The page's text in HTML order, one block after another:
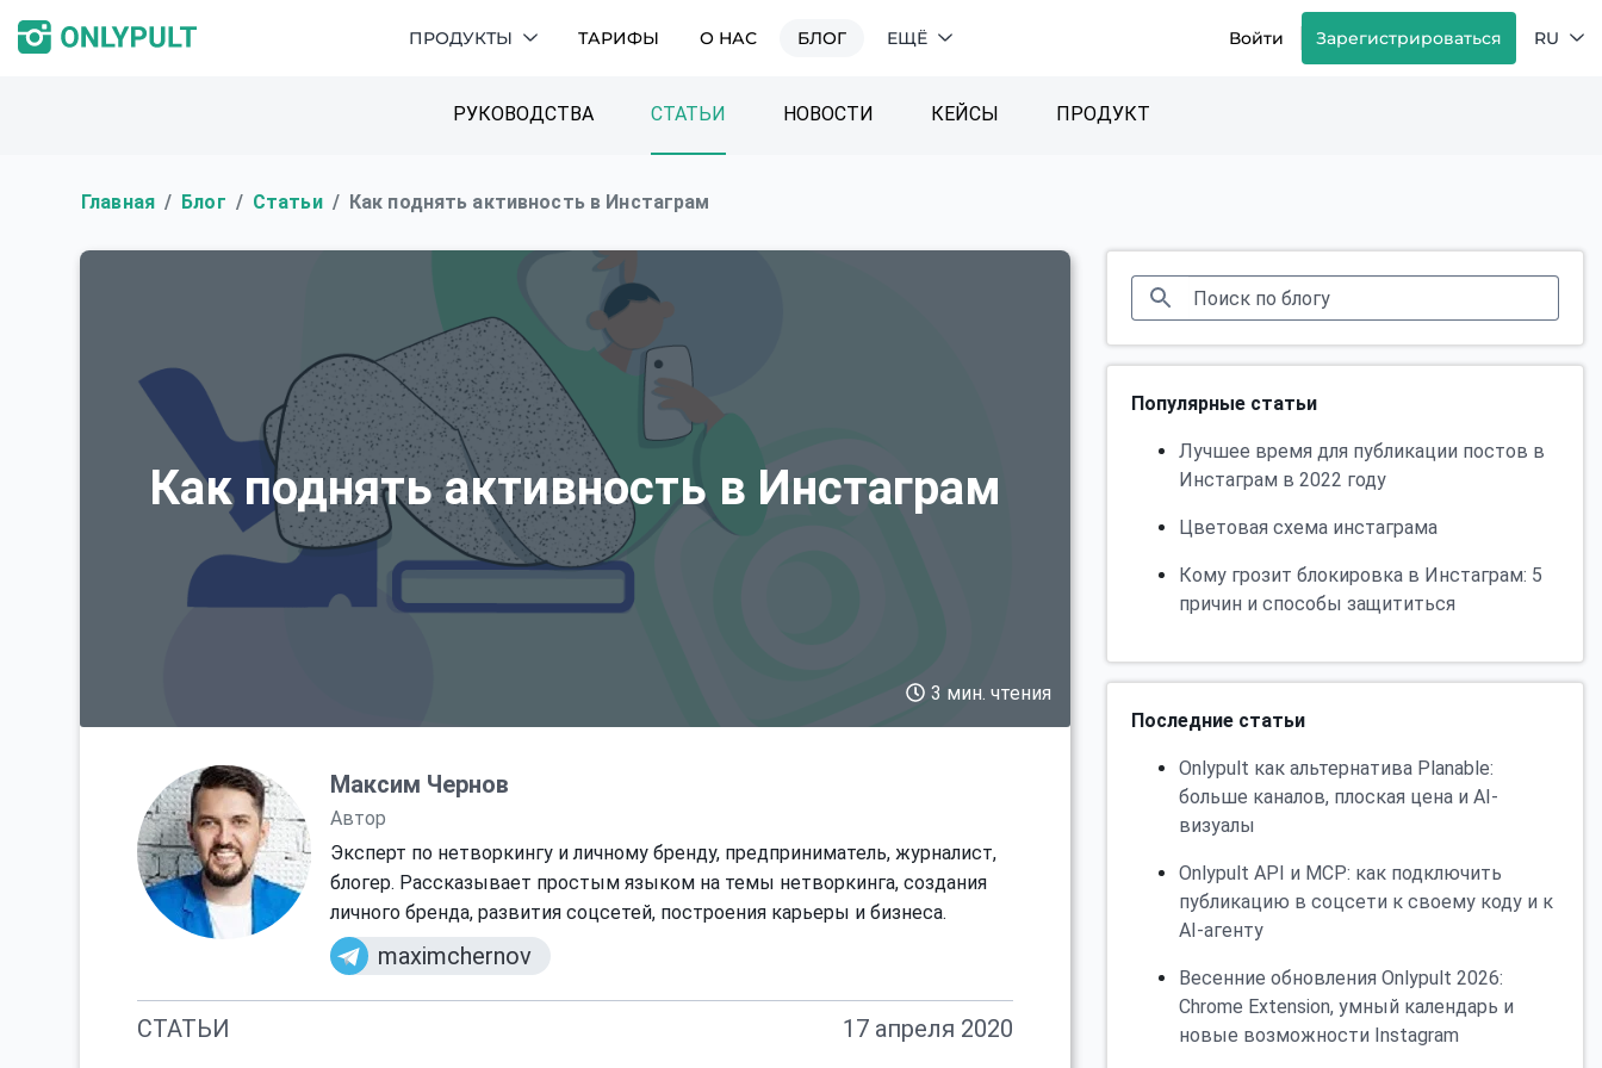
ПРОДУКТЫ ТАРИФЫ О НАС БЛОГ ЕЩЁ Войти Зарегистрироваться RU
РУКОВОДСТВА СТАТЬИ НОВОСТИ КЕЙСЫ ПРОДУКТ
Главная Блог Статьи Как поднять активность в Инстаграм
Как поднять активность в Инстаграм
3 мин. чтения
Максим Чернов
Автор
Эксперт по нетворкингу и личному бренду, предприниматель, журналист,
блогер. Рассказывает простым языком на темы нетворкинга, создания
личного бренда, развития соцсетей, построения карьеры и бизнеса.
maximchernov
СТАТЬИ 17 апреля 2020
Популярные статьи
Лучшее время для публикации постов в
Инстаграм в 2022 году
Цветовая схема инстаграма
Кому грозит блокировка в Инстаграм: 5
причин и способы защититься
Последние статьи
Onlypult как альтернатива Planable:
больше каналов, плоская цена и AI-
визуалы
Onlypult API и MCP: как подключить
публикацию в соцсети к своему коду и к
AI-агенту
Весенние обновления Onlypult 2026:
Chrome Extension, умный календарь и
новые возможности Instagram